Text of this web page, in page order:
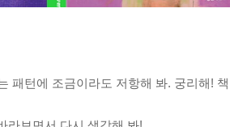
패턴에 조금이라도 저항해 봐. 궁리해!